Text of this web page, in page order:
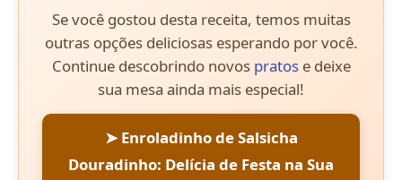
Se você gostou desta receita, temos muitas
outras opções deliciosas esperando por você.
Continue descobrindo novos pratose deixe
sua mesa ainda mais especial!
➤ Enroladinho de Salsicha
Douradinho: Delícia de Festa na Sua